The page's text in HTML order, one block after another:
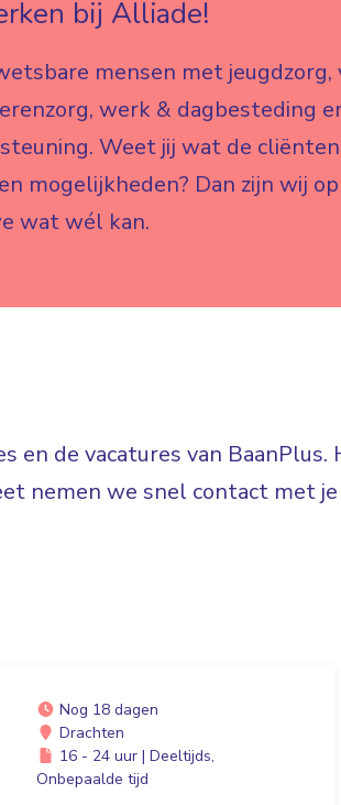
bij Alliade!
mensen met
werk & dagbesteding
Weet jij wat de
mogelijkheden? Dan zijn wij
wat wél kan.
en de vacatures van
nemen we snel contact met je
Nog 18 dagen
Drachten
16 - 24 uur | Deeltijds,
Onbepaalde tijd